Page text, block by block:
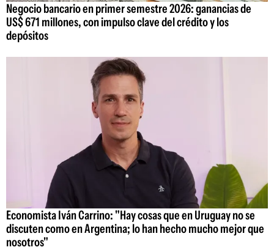
Negocio bancario en primer semestre 2026: ganancias de
US$ 671 millones, con impulso clave del crédito y los
depósitos
Economista Iván Carrino: "Hay cosas que en Uruguay no se
discuten como en Argentina; lo han hecho mucho mejor que
nosotros"